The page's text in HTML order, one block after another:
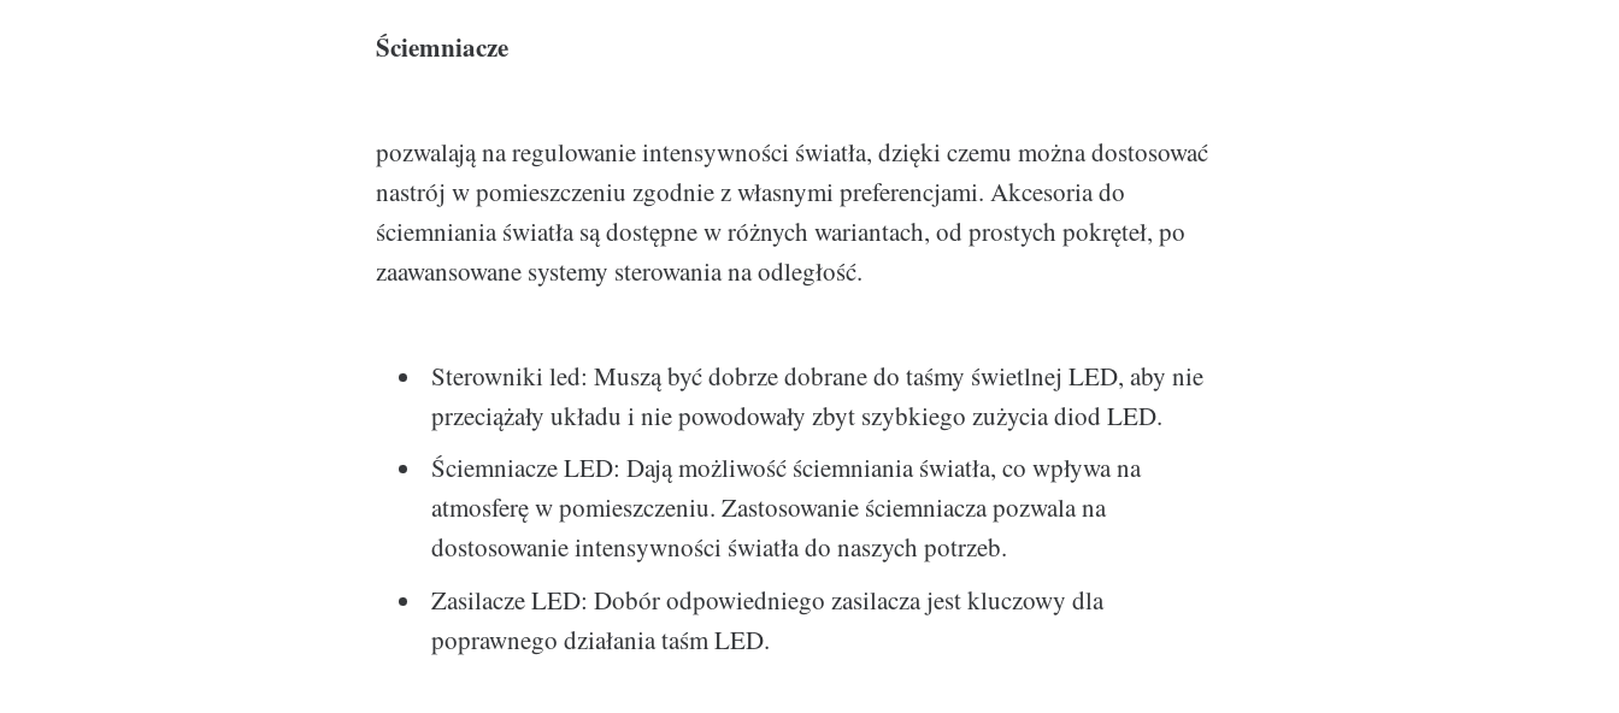
Ściemniacze
pozwalają na regulowanie intensywności światła, dzięki czemu można dostosować
nastrój w pomieszczeniu zgodnie z własnymi preferencjami. Akcesoria do
ściemniania światła są dostępne w różnych wariantach, od prostych pokręteł, po
zaawansowane systemy sterowania na odległość.
Sterowniki led: Muszą być dobrze dobrane do taśmy świetlnej LED, aby nie
przeciążały układu i nie powodowały zbyt szybkiego zużycia diod LED.
Ściemniacze LED: Dają możliwość ściemniania światła, co wpływa na
atmosferę w pomieszczeniu. Zastosowanie ściemniacza pozwala na
dostosowanie intensywności światła do naszych potrzeb.
Zasilacze LED: Dobór odpowiedniego zasilacza jest kluczowy dla
poprawnego działania taśm LED.